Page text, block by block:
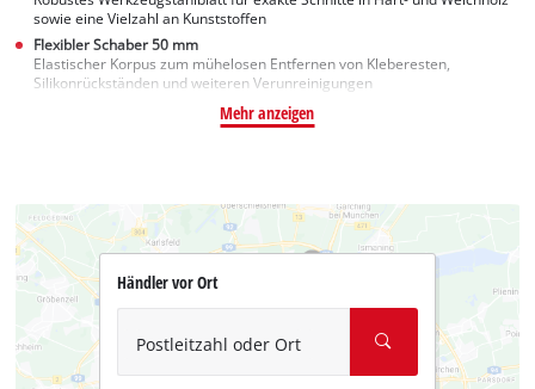
sowie eine Vielzahl an Kunststoffen
Flexibler Schaber 50 mm
Elastischer Korpus zum mühelosen Entfernen von Kleberesten,
Silikonrückständen und weiteren Verunreinigungen
Mehr anzeigen
Händler vor Ort
Postleitzahl oder Ort